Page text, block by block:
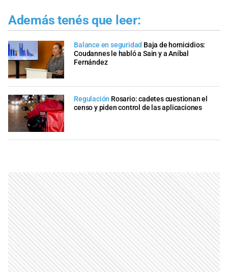
Además tenés que leer:
Balance en seguridad Baja de homicidios:
Coudannes le habló a Sain y a Aníbal
Fernández
Regulación Rosario: cadetes cuestionan el
censo y piden control de las aplicaciones